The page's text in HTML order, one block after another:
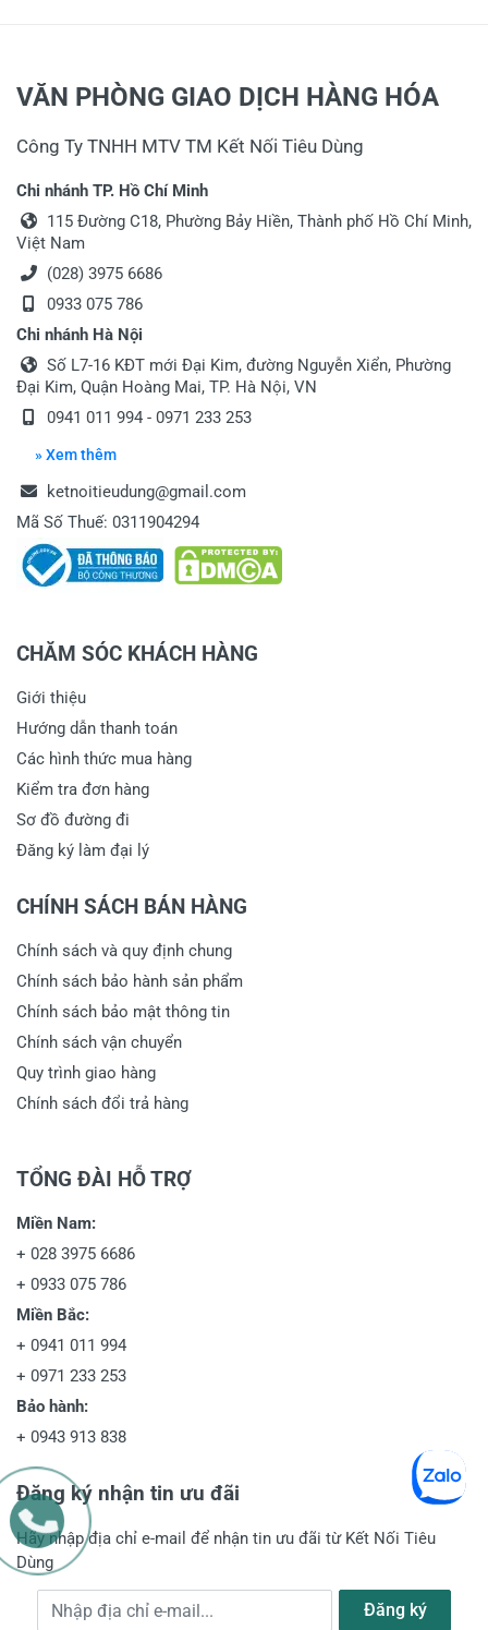
VĂN PHÒNG GIAO DỊCH HÀNG HÓA
Công Ty TNHH MTV TM Kết Nối Tiêu Dùng
Chi nhánh TP. Hồ Chí Minh
115 Đường C18, Phường Bảy Hiền, Thành phố Hồ Chí Minh,
Việt Nam
(028) 3975 6686
0933 075 786
Chi nhánh Hà Nội
Số L7-16 KĐT mới Đại Kim, đường Nguyễn Xiển, Phường
Đại Kim, Quận Hoàng Mai, TP. Hà Nội, VN
0941 011 994 - 0971 233 253
» Xem thêm
ketnoitieudung@gmail.com
Mã Số Thuế: 0311904294
CHĂM SÓC KHÁCH HÀNG
Giới thiệu
Hướng dẫn thanh toán
Các hình thức mua hàng
Kiểm tra đơn hàng
Sơ đồ đường đi
Đăng ký làm đại lý
CHÍNH SÁCH BÁN HÀNG
Chính sách và quy định chung
Chính sách bảo hành sản phẩm
Chính sách bảo mật thông tin
Chính sách vận chuyển
Quy trình giao hàng
Chính sách đổi trả hàng
TỔNG ĐÀI HỖ TRỢ
Miền Nam:
+ 028 3975 6686
+ 0933 075 786
Miền Bắc:
+ 0941 011 994
+ 0971 233 253
Bảo hành:
+ 0943 913 838
Đăng ký nhận tin ưu đãi
Hãy nhập địa chỉ e-mail để nhận tin ưu đãi từ Kết Nối Tiêu
Dùng
Địa chỉ e-mail Đăng ký